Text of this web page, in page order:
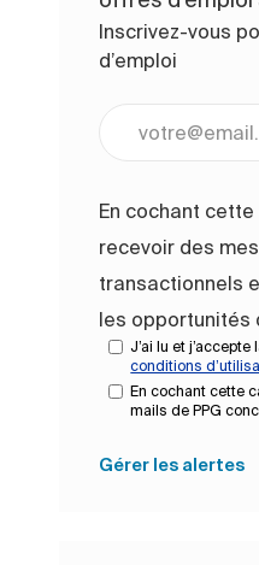
Inscrivez-vous
d’emploi
En cochant cette
recevoir des
transactionnels
les opportunités
J’ai lu et j’accepte
conditions
En cochant cette
mails de PPG
Gérer les alertes